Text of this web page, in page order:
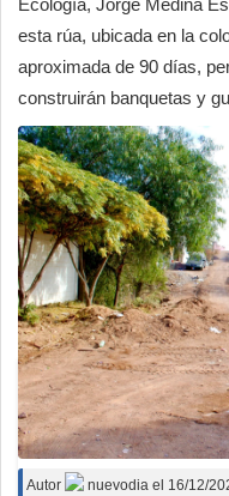
esta rúa, ubicada en la
aproximada de 90 días,
construirán banquetas y
Autor nuevodia el 16/12/